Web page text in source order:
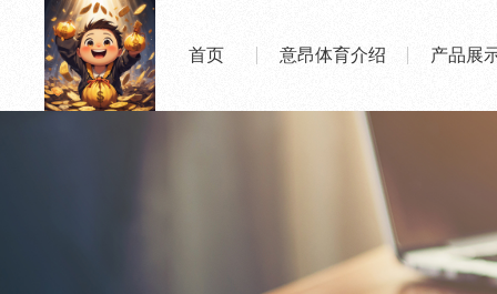
首页 意昂体育介绍 产品展